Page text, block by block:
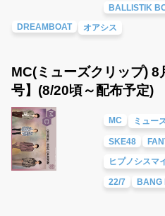
BALLISTIK
DREAMBOAT
オアシス
MC(ミューズクリップ)
号】(8/20頃～配布予定)
MC ミュー
SKE48
ヒプノシスマ
22/7 BANG